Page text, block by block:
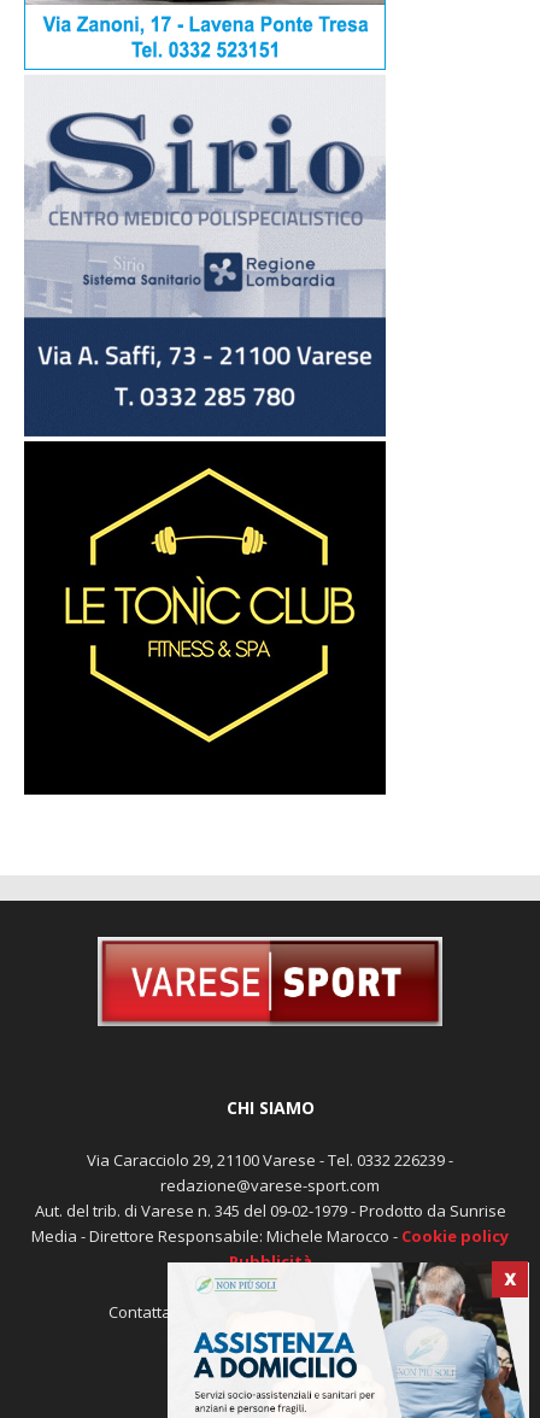
X
CHI SIAMO
Via Caracciolo 29, 21100 Varese - Tel. 0332 226239 -
redazione@varese-sport.com
Aut. del trib. di Varese n. 345 del 09-02-1979 - Prodotto da Sunrise
Media - Direttore Responsabile: Michele Marocco - Cookie policy
Pubblicità
Contattaci: redazione@varese-sport.com
SEGUICI